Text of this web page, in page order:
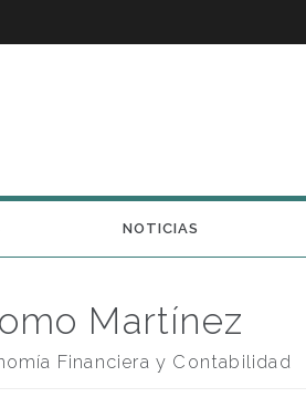
NOTICIAS
Martínez
Financiera y Contabilidad